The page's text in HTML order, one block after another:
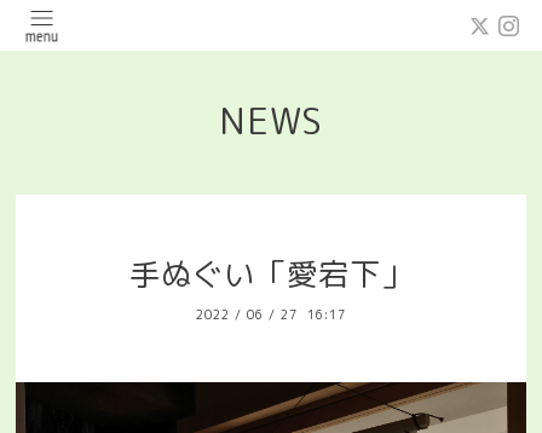
NEWS
手ぬぐい「愛宕下」
2022 / 06 / 27 16:17